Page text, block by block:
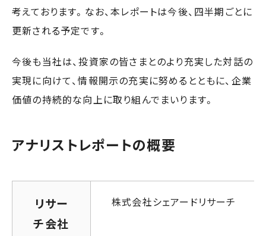
考えております。なお、本レポートは今後、四半期ごとに
更新される予定です。
今後も当社は、投資家の皆さまとのより充実した対話の
実現に向けて、情報開示の充実に努めるとともに、企業
価値の持続的な向上に取り組んでまいります。
アナリストレポートの概要
リサー
チ会社
株式会社シェアードリサーチ